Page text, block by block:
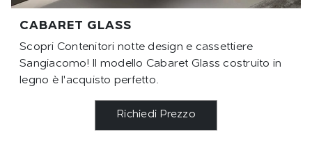
CABARET GLASS
Scopri Contenitori notte design e cassettiere
Sangiacomo! Il modello Cabaret Glass costruito in
legno è l'acquisto perfetto.
Richiedi Prezzo